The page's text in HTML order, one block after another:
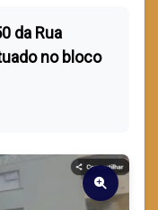
da Rua
no bloco